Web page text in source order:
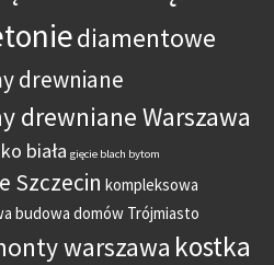
diamentowe
drewniane
drewniane Warszawa
biała gięcie blach bytom
Szczecin kompleksowa
budowa domów Trójmiasto
warszawa kostka